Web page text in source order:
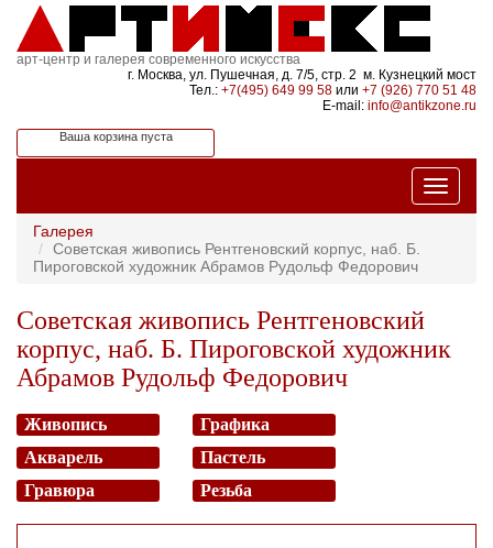
арт-центр и галерея современного искусства
г. Москва, ул. Пушечная, д. 7/5, стр. 2 м. Кузнецкий мост
Тел.: +7(495) 649 99 58 или +7 (926) 770 51 48
E-mail: info@antikzone.ru
Ваша корзина пуста
Галерея
Советская живопись Рентгеновский корпус, наб. Б.
Пироговской художник Абрамов Рудольф Федорович
Советская живопись Рентгеновский
корпус, наб. Б. Пироговской художник
Абрамов Рудольф Федорович
Живопись
Графика
Акварель
Пастель
Гравюра
Резьба